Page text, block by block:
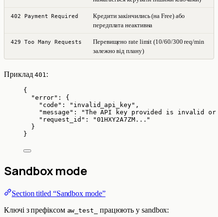
402 Payment Required
Кредити закінчились (на Free) або
передплата неактивна
429 Too Many Requests
Перевищено rate limit (10/60/300 req/min
залежно від плану)
Приклад401 :
{
"error" : {
"code" : " invalid_api_key" ,
"message" : "The API key provided is invalid or
"request_id" : "01HXY2A7ZM... "
}
}
Sandbox mode
Section titled “Sandbox mode”
Ключі з префіксом aw_test_
працюють у sandbox: